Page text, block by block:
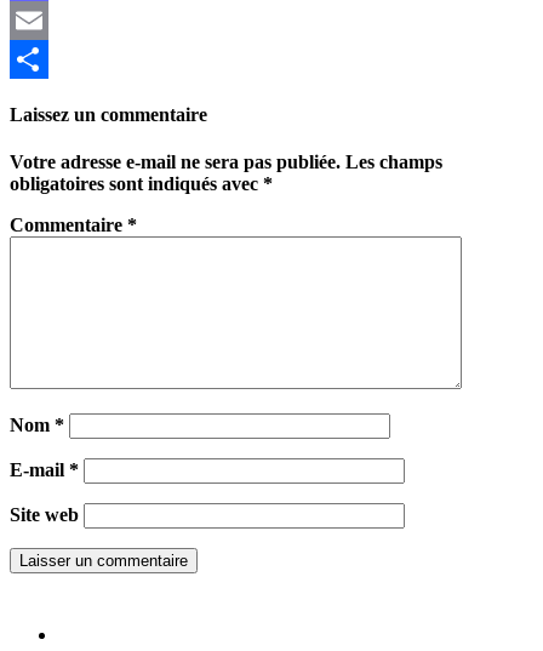
Mastodon
Email
Laissez un commentaire
Votre adresse e-mail ne sera pas publiée. Les champs
obligatoires sont indiqués avec *
Commentaire *
Nom *
E-mail *
Site web